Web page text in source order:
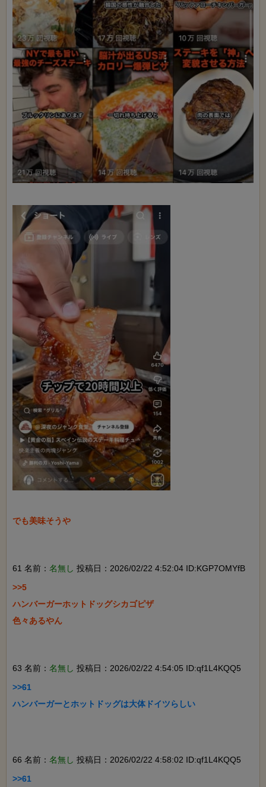
でも美味そうや
61 名前： 名無し 投稿日：2026/02/22 4:52:04 ID:KGP7OMYfB
>>5
ハンバーガーホットドッグシカゴピザ
色々あるやん
63 名前： 名無し 投稿日：2026/02/22 4:54:05 ID:qf1L4KQQ5
>>61
ハンバーガーとホットドッグは大体ドイツらしい
66 名前： 名無し 投稿日：2026/02/22 4:58:02 ID:qf1L4KQQ5
>>61